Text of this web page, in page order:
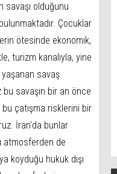
savaşı olduğunu
Çocuklar
ötesinde ekonomik,
turizm kanalıyla, yine
savaş
savaşın bir an önce
çatışma risklerini bir
İran'da bunlar
atmosferden de
koyduğu hukuk dışı